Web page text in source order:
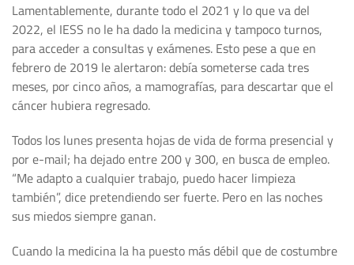
Lamentablemente, durante todo el 2021 y lo que va del
2022, el IESS no le ha dado la medicina y tampoco turnos,
para acceder a consultas y exámenes. Esto pese a que en
febrero de 2019 le alertaron: debía someterse cada tres
meses, por cinco años, a mamografías, para descartar que el
cáncer hubiera regresado.
Todos los lunes presenta hojas de vida de forma presencial y
por e-mail; ha dejado entre 200 y 300, en busca de empleo.
“Me adapto a cualquier trabajo, puedo hacer limpieza
también”, dice pretendiendo ser fuerte. Pero en las noches
sus miedos siempre ganan.
Cuando la medicina la ha puesto más débil que de costumbre